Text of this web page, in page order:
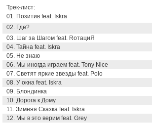
Трек-лист:
01. Позитив feat. Iskra
02. Где?
03. Шаг за Шагом feat. RотациЯ
04. Тайна feat. Iskra
05. Не знаю
06. Мы иногда играем feat. Tony Nice
07. Светят яркие звезды feat. Polo
08. У окна feat. Iskra
09. Блондинка
10. Дорога к Дому
11. Зимняя Сказка feat. Iskra
12. Мы в это верим feat. Grey